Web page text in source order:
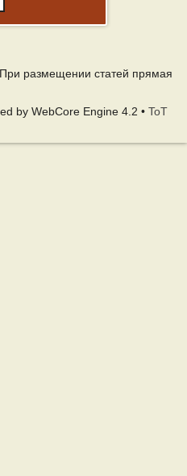
размещении статей прямая
by WebCore Engine 4.2 • ToT